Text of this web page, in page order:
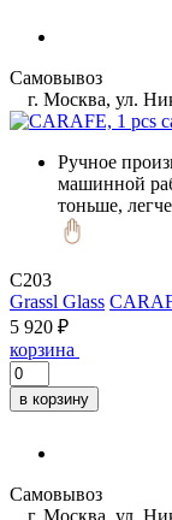
Самовывоз
г. Москва, ул.
Ручное
машинной
тоньше,
C203
Grassl Glass
5 920 ₽
корзина
в корзину
Самовывоз
г. Москва, ул.